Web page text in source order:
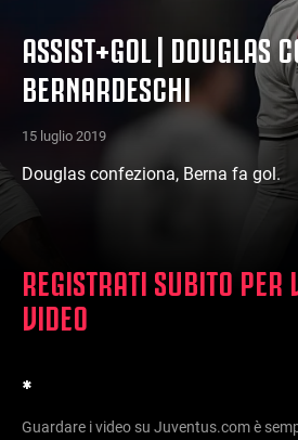
VIDEO
ALTRO
ASSIST+GOL | DOUGLAS
BERNARDESCHI
15 luglio 2019
Douglas confeziona, Berna fa gol.
REGISTRATI SUBITO PER
VIDEO
*
Guardare i video su Juventus.com è